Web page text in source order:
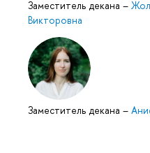
Заместитель декана –
Викторовна
Заместитель декана –